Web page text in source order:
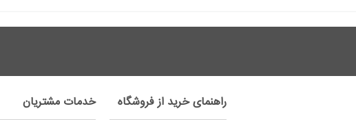
راهنمای خرید از فروشگاه خدمات مشتریان